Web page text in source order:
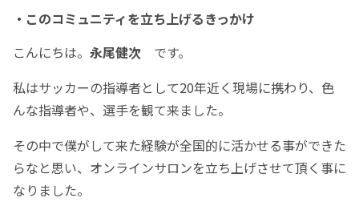
・このコミュニティを立ち上げるきっかけ
こんにちは。 永尾健次 です。
私はサッカーの指導者として20年近く現場に携わり、色
んな指導者や、選手を観て来ました。
その中で僕がして来た経験が全国的に活かせる事ができた
らなと思い、オンラインサロンを立ち上げさせて頂く事に
なりました。